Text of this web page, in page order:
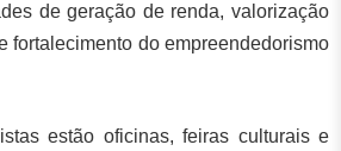
de geração de renda, valorização
fortalecimento do empreendedorismo
estão oficinas, feiras culturais e